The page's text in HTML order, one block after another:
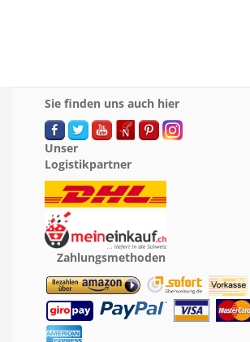
Sie finden uns auch hier
Unser
Logistikpartner
Zahlungsmethoden